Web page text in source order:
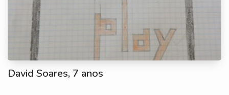
David Soares, 7 anos